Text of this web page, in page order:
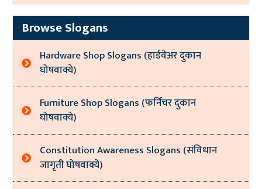
Browse Slogans
Hardware Shop Slogans (हार्डवेअर दुकान
घोषवाक्ये)
Furniture Shop Slogans (फर्निचर दुकान
घोषवाक्ये)
Constitution Awareness Slogans (संविधान
जागृती घोषवाक्ये)